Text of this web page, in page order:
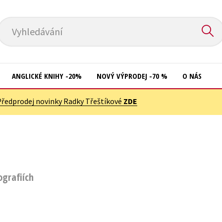
Vyhledávání
ANGLICKÉ KNIHY -20% NOVÝ VÝPRODEJ -70 % O NÁS
novinky Radky Třeštíkové ZDE